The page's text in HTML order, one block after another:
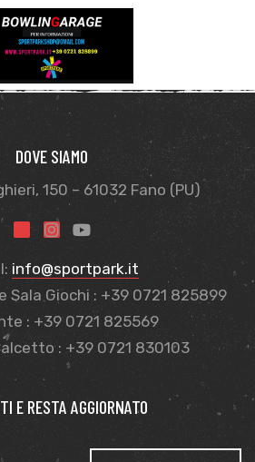
DOVE SIAMO
150 – 61032 Fano (PU)
info@sportpark.it
Sala Giochi : +39 0721 825899
: +39 0721 825569
: +39 0721 830103
E RESTA AGGIORNATO